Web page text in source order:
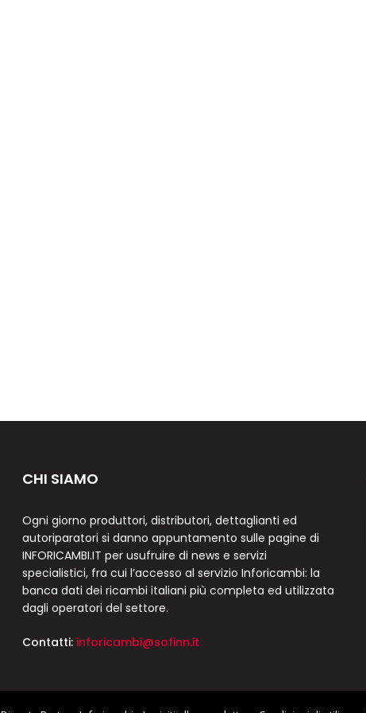
CHI SIAMO
Ogni giorno produttori, distributori, dettaglianti ed
autoriparatori si danno appuntamento sulle pagine di
INFORICAMBI.IT per usufruire di news e servizi
specialistici, fra cui l’accesso al servizio Inforicambi: la
banca dati dei ricambi italiani più completa ed utilizzata
dagli operatori del settore.
Contatti: inforicambi@sofinn.it